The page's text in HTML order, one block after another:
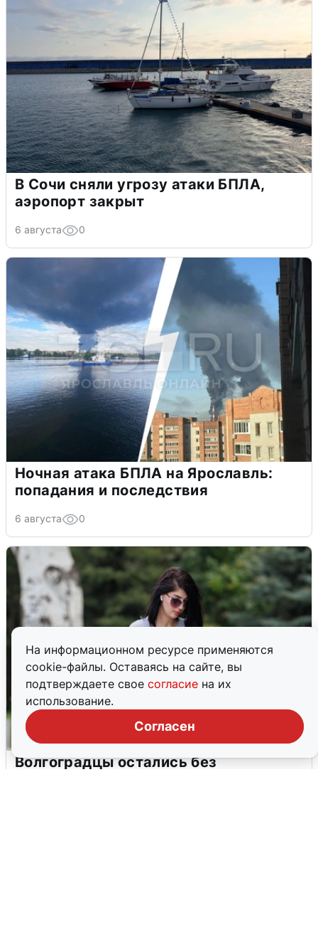
На информационном ресурсе применяются
cookie-файлы. Оставаясь на сайте, вы
подтверждаете свое согласие на их
использование.
Согласен
В Сочи сняли угрозу атаки БПЛА,
аэропорт закрыт
6 августа 0
Ночная атака БПЛА на Ярославль:
попадания и последствия
6 августа 0
Волгоградцы остались без